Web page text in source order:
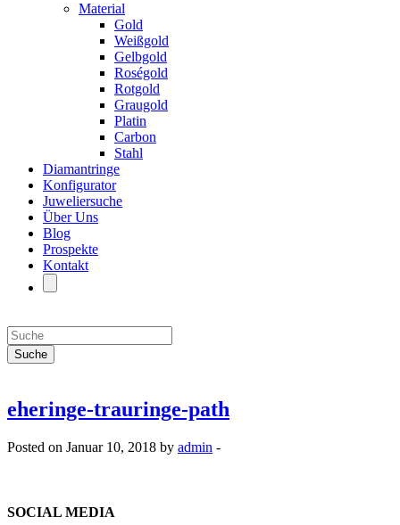
Material
Gold
Weißgold
Gelbgold
Roségold
Rotgold
Graugold
Platin
Carbon
Stahl
Diamantringe
Konfigurator
Juweliersuche
Über Uns
Blog
Prospekte
Kontakt
eheringe-trauringe-path
Posted on Januar 10, 2018 by admin -
SOCIAL MEDIA